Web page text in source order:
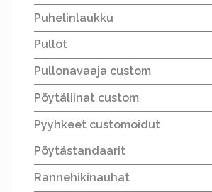
Puhelinlaukku
Pullot
Pullonavaaja custom
Pöytäliinat custom
Pyyhkeet customoidut
Pöytästandaarit
Rannehikinauhat